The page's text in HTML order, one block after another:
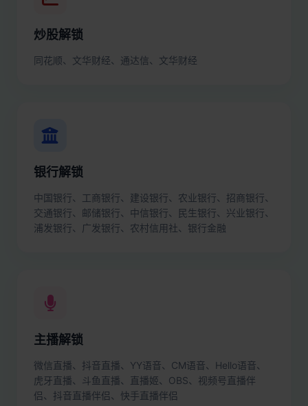
炒股解锁
同花顺、文华财经、通达信、文华财经
银行解锁
中国银行、工商银行、建设银行、农业银行、招商银行、
交通银行、邮储银行、中信银行、民生银行、兴业银行、
浦发银行、广发银行、农村信用社、银行金融
主播解锁
微信直播、抖音直播、YY语音、CM语音、Hello语音、
虎牙直播、斗鱼直播、直播姬、OBS、视频号直播伴
侣、抖音直播伴侣、快手直播伴侣